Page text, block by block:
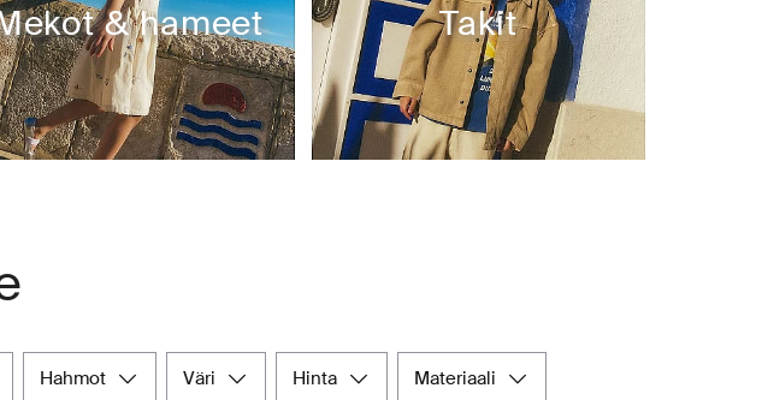
& hameet Takit
hahmot väri hinta materiaali